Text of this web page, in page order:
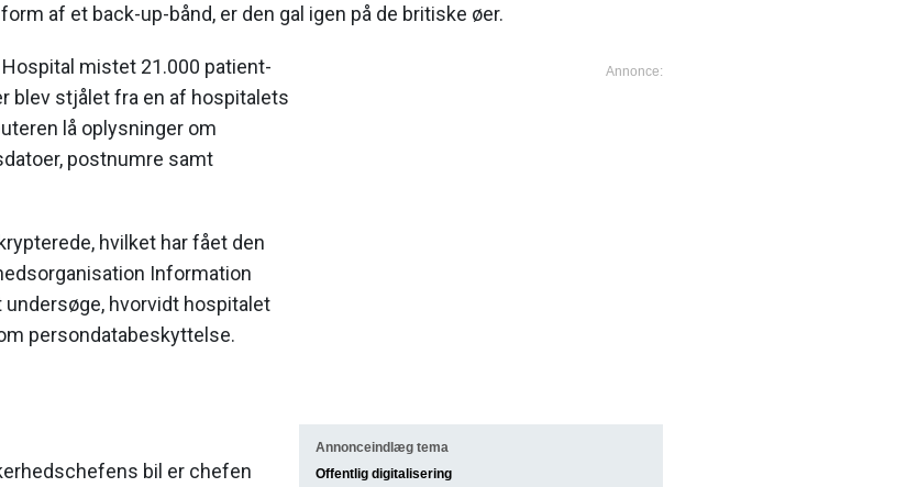
Annonceindlæg tema
Offentlig digitalisering
af et back-up-bånd, er den gal igen på de britiske øer.
mistet 21.000 patient-
blev stjålet fra en af hospitalets
lå oplysninger om
postnumre samt
hvilket har fået den
Information
hvorvidt hospitalet
persondatabeskyttelse.
bil er chefen